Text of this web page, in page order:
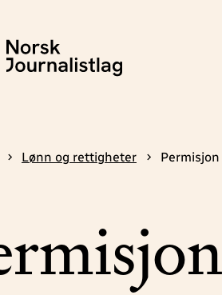
Lønn og rettigheter Permisjon